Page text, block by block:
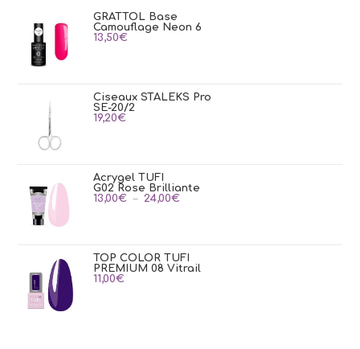
GRATTOL Base
Camouflage Neon 6
13,50€
Ciseaux STALEKS Pro
SE-20/2
19,20€
Acrygel TUFI
G02 Rose Brilliante
13,00€ – 24,00€
24,00€
TOP COLOR TUFI
PREMIUM 08 Vitrail
11,00€